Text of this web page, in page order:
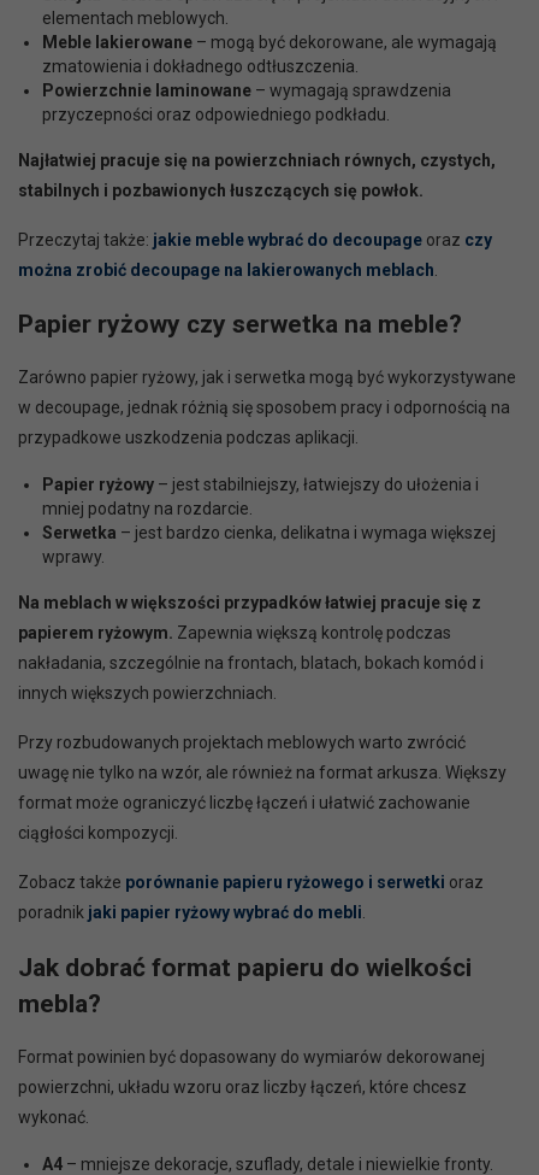
elementach meblowych.
Meble lakierowane – mogą być dekorowane, ale wymagają
zmatowienia i dokładnego odtłuszczenia.
Powierzchnie laminowane – wymagają sprawdzenia
przyczepności oraz odpowiedniego podkładu.
Najłatwiej pracuje się na powierzchniach równych, czystych,
stabilnych i pozbawionych łuszczących się powłok.
Przeczytaj także: jakie meble wybrać do decoupage oraz czy
można zrobić decoupage na lakierowanych meblach
Papier ryżowy czy serwetka na meble?
Zarówno papier ryżowy, jak i serwetka mogą być wykorzystywane
w decoupage, jednak różnią się sposobem pracy i odpornością na
przypadkowe uszkodzenia podczas aplikacji.
Papier ryżowy – jest stabilniejszy, łatwiejszy do ułożenia i
mniej podatny na rozdarcie.
Serwetka – jest bardzo cienka, delikatna i wymaga większej
wprawy.
Na meblach w większości przypadków łatwiej pracuje się z
papierem ryżowym. Zapewnia większą kontrolę podczas
nakładania, szczególnie na frontach, blatach, bokach komód i
innych większych powierzchniach.
Przy rozbudowanych projektach meblowych warto zwrócić
uwagę nie tylko na wzór, ale również na format arkusza. Większy
format może ograniczyć liczbę łączeń i ułatwić zachowanie
ciągłości kompozycji.
Zobacz także porównanie papieru ryżowego i serwetki oraz
poradnik jaki papier ryżowy wybrać do mebli.
Jak dobrać format papieru do wielkości
mebla?
Format powinien być dopasowany do wymiarów dekorowanej
powierzchni, układu wzoru oraz liczby łączeń, które chcesz
wykonać.
A4 – mniejsze dekoracje, szuflady, detale i niewielkie fronty.